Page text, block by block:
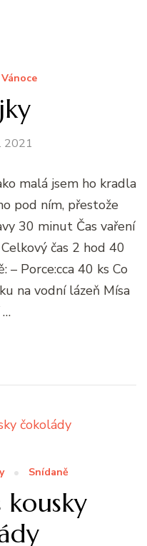
Vánoce
2021
malá jsem ho kradla
pod ním, přestože
30 minut Čas vaření
čas 2 hod 40
– Porce:cca 40 ks Co
na vodní lázeň Mísa
…
Snídaně
kousky